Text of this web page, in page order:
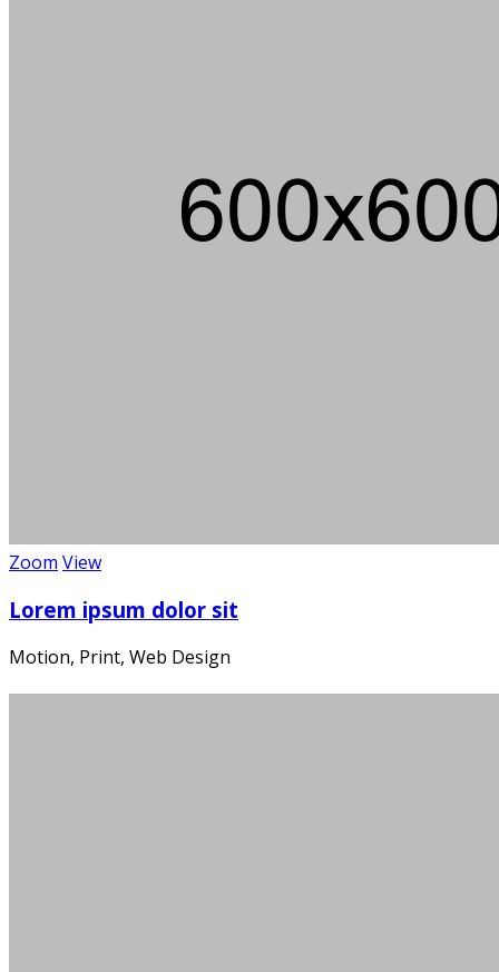
Zoom View
Lorem ipsum dolor sit
Motion, Print, Web Design